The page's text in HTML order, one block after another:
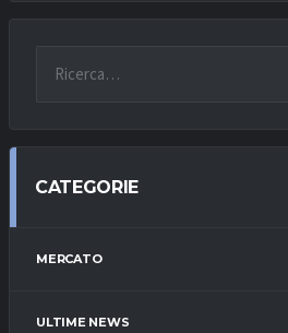
CATEGORIE
MERCATO
ULTIME NEWS